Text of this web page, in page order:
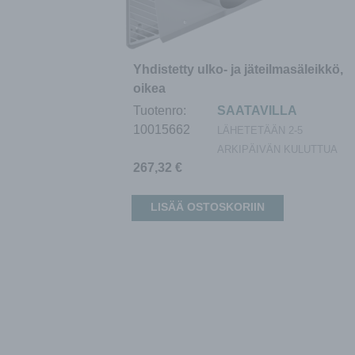
Yhdistetty ulko- ja jäteilmasäleikkö,
oikea
Tuotenro:
10015662
SAATAVILLA
LÄHETETÄÄN 2-5
ARKIPÄIVÄN KULUTTUA
267,32€
LISÄÄ OSTOSKORIIN